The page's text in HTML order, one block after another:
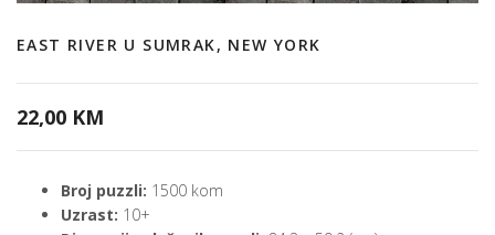
EAST RIVER U SUMRAK, NEW YORK
22,00 KM
Broj puzzli: 1500 kom
Uzrast: 10+